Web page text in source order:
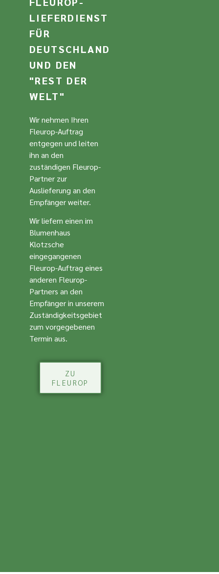
LIEFERDIENST
FÜR
DEUTSCHLAND
UND DEN
"REST DER
WELT"
Wir nehmen Ihren
Fleurop-Auftrag
entgegen und leiten
ihn an den
zuständigen Fleurop-
Partner zur
Auslieferung an den
Empfänger weiter.
Wir liefern einen im
Blumenhaus
Klotzsche
eingegangenen
Fleurop-Auftrag eines
anderen Fleurop-
Partners an den
Empfänger in unserem
Zuständigkeitsgebiet
zum vorgegebenen
Termin aus.
ZU
FLEUROP